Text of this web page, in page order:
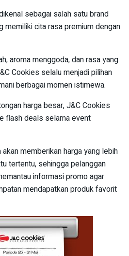
sebagai salah satu brand
memiliki cita rasa premium dengan
aroma menggoda, dan rasa yang
Cookies selalu menjadi pilihan
berbagai momen istimewa.
harga besar, J&C Cookies
flash deals selama event
memberikan harga yang lebih
tertentu, sehingga pelanggan
informasi promo agar
mendapatkan produk favorit